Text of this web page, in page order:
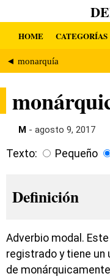
HOME CATEGORÍAS
◄ monarquía
M - agosto 9, 2017
Texto: Pequeño
Definición
Adverbio modal.
registrado y tiene un
de